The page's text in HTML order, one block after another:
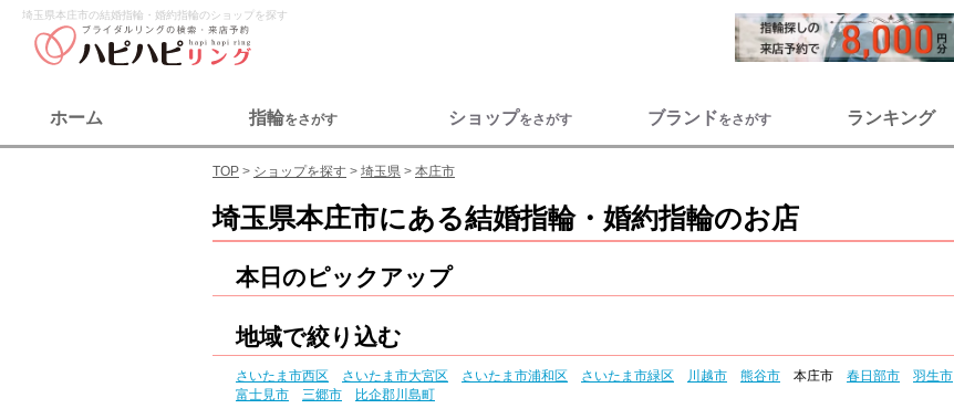
埼玉県本庄市の結婚指輪・婚約指輪のショップを探す
ホーム 指輪をさがす ショップをさがす ブランドをさがす ランキング
TOP ショップを探す 埼玉県 本庄市
埼玉県本庄市にある結婚指輪・婚約指輪のお店
本日のピックアップ
地域で絞り込む
さいたま市西区 さいたま市大宮区 さいたま市浦和区 さいたま市緑区 川越市 熊谷市 本庄市 春日部市 羽生市
富士見市
三郷市 比企郡川島町